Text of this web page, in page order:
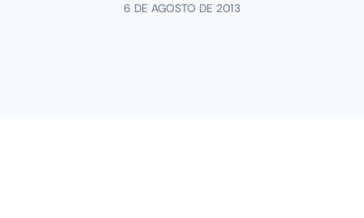
6 DE AGOSTO DE 2013